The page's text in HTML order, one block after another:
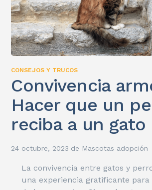
CONSEJOS Y TRUCOS
Convivencia
Hacer que un
reciba a un gato
24 octubre, 2023 de Mascotas adopción
La convivencia entre gatos y
una experiencia gratificante para